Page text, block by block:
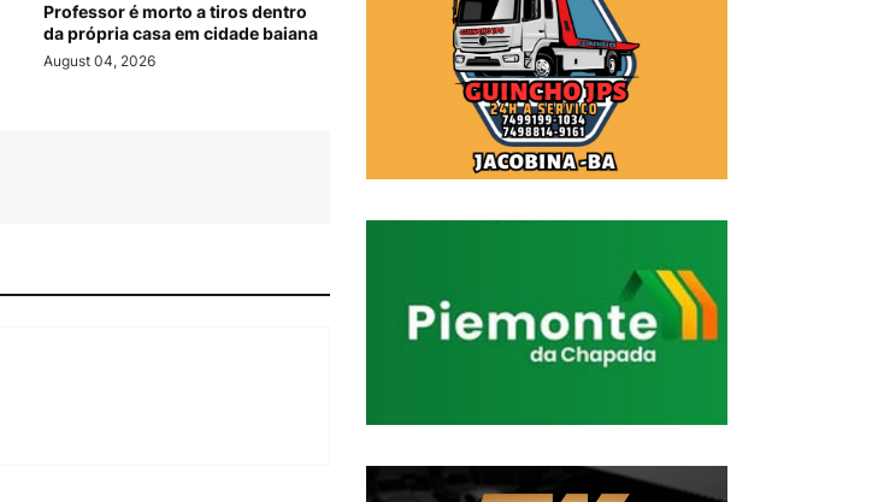
Professor é morto a tiros dentro
da própria casa em cidade baiana
August 04, 2026